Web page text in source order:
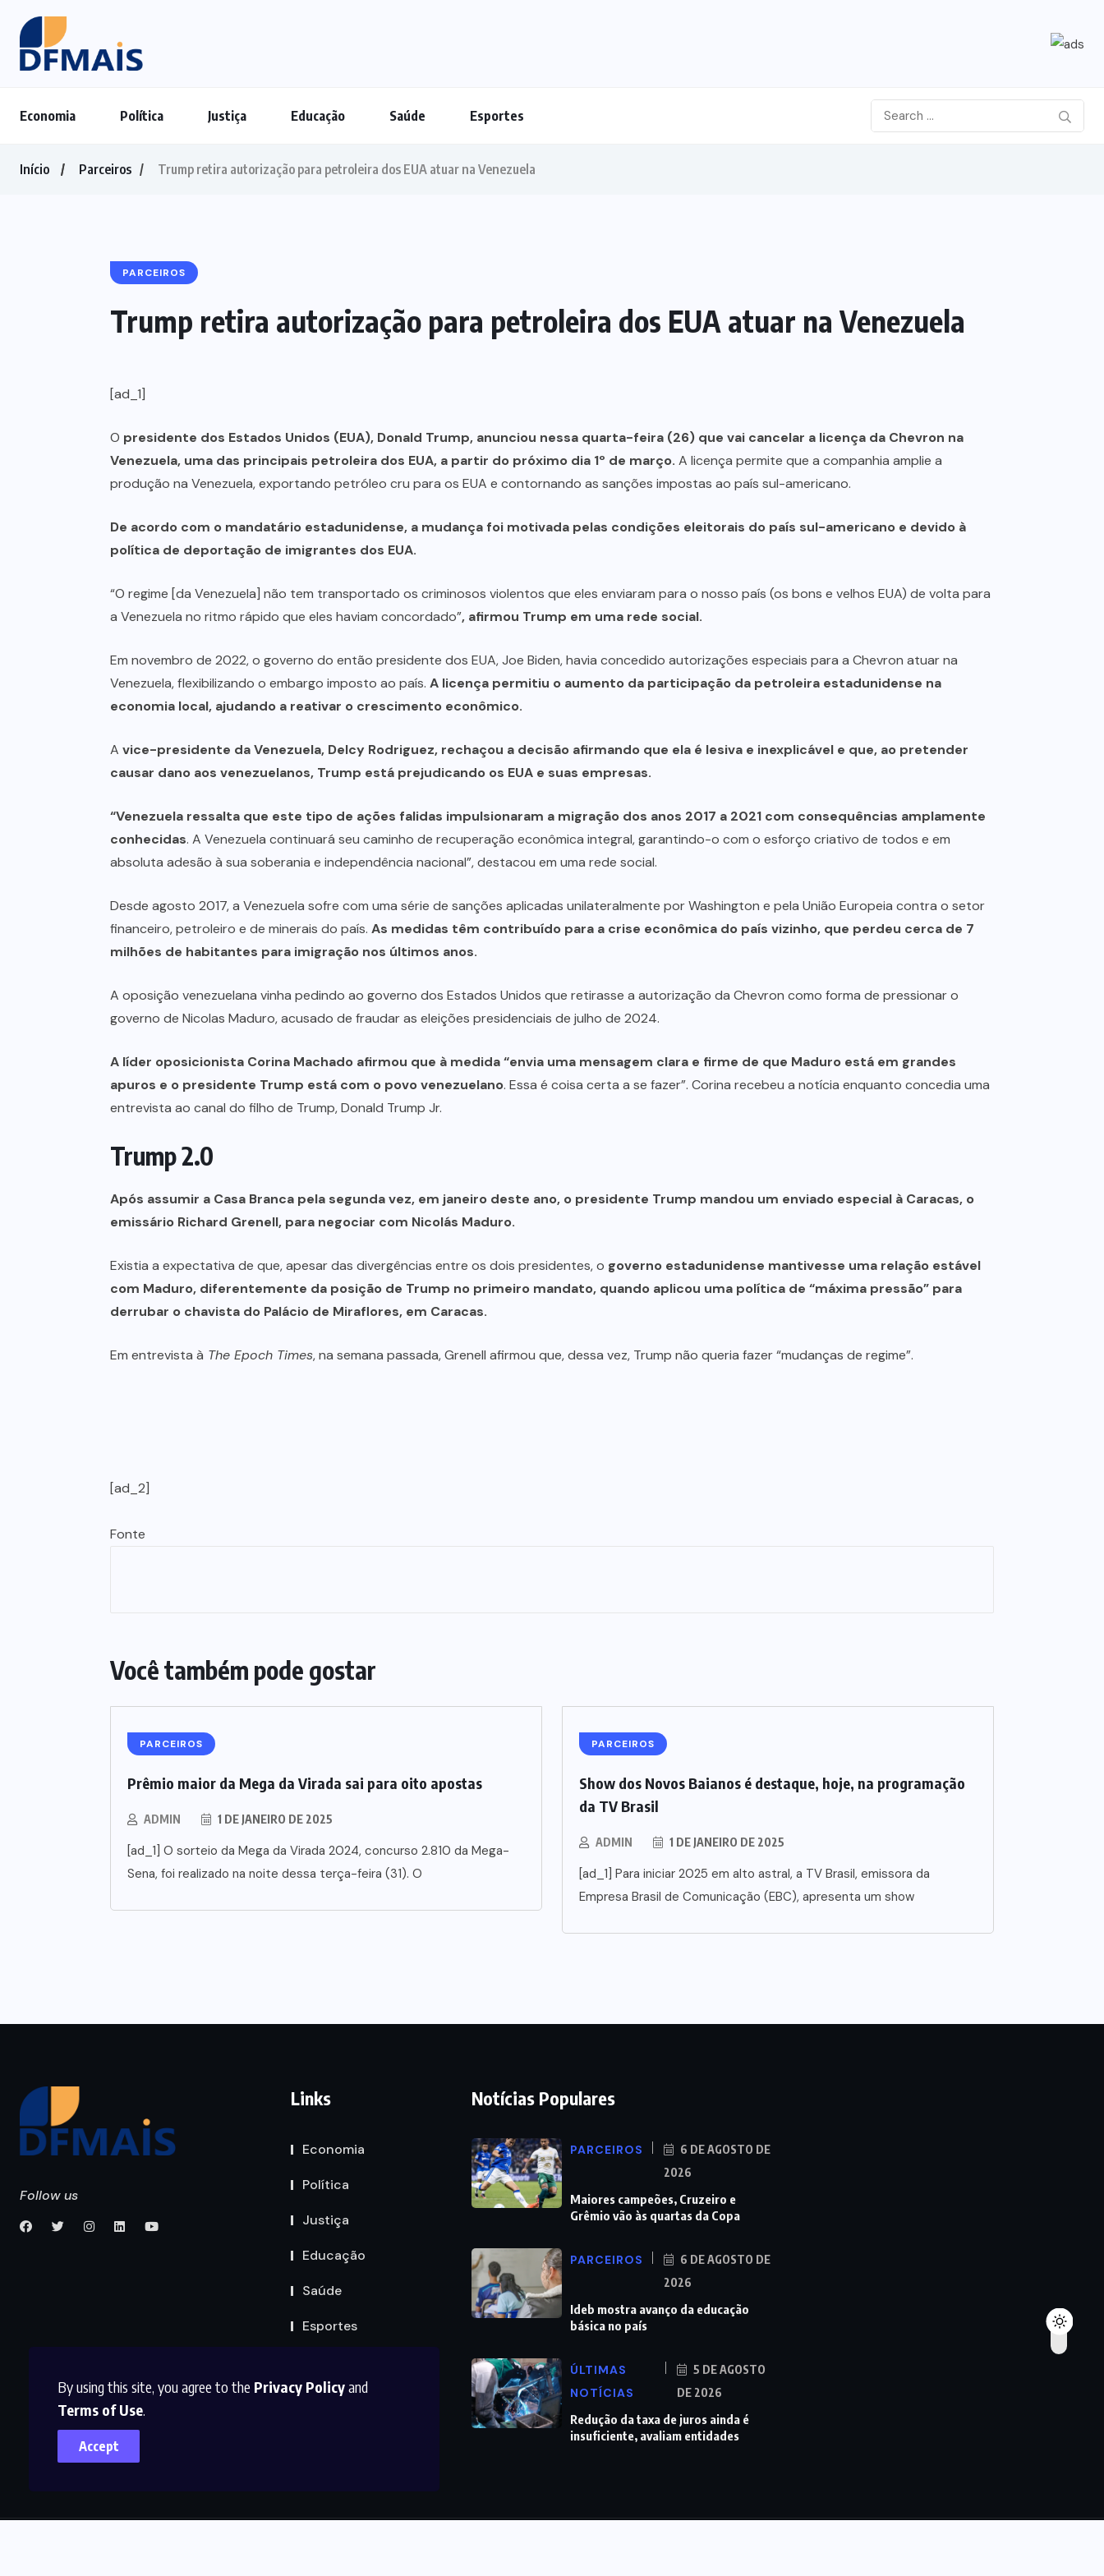
By using this site, you agree to the Privacy Policyand
Terms of Use.
Accept
Economia Política Justiça Educação Saúde Esportes
Início Parceiros Trump retira autorização para petroleira dos EUA atuar na Venezuela
PARCEIROS
Trump retira autorização para petroleira dos EUA atuar na Venezuela
[ad_1]
O presidente dos Estados Unidos (EUA), Donald Trump, anunciou nessa quarta-feira (26) que vai cancelar a licença da Chevron na
Venezuela, uma das principais petroleira dos EUA, a partir do próximo dia 1º de março. A licença permite que a companhia amplie a
produção na Venezuela, exportando petróleo cru para os EUA e contornando as sanções impostas ao país sul-americano.
De acordo com o mandatário estadunidense, a mudança foi motivada pelas condições eleitorais do país sul-americano e devido à
política de deportação de imigrantes dos EUA.
“O regime [da Venezuela] não tem transportado os criminosos violentos que eles enviaram para o nosso país (os bons e velhos EUA) de volta para
a Venezuela no ritmo rápido que eles haviam concordado”, afirmou Trump em uma rede social.
Em novembro de 2022, o governo do então presidente dos EUA, Joe Biden, havia concedido autorizações especiais para a Chevron atuar na
Venezuela, flexibilizando o embargo imposto ao país. A licença permitiu o aumento da participação da petroleira estadunidense na
economia local, ajudando a reativar o crescimento econômico.
A vice-presidente da Venezuela, Delcy Rodriguez, rechaçou a decisão afirmando que ela é lesiva e inexplicável e que, ao pretender
causar dano aos venezuelanos, Trump está prejudicando os EUA e suas empresas.
“Venezuela ressalta que este tipo de ações falidas impulsionaram a migração dos anos 2017 a 2021 com consequências amplamente
conhecidas. A Venezuela continuará seu caminho de recuperação econômica integral, garantindo-o com o esforço criativo de todos e em
absoluta adesão à sua soberania e independência nacional”, destacou em uma rede social.
Desde agosto 2017, a Venezuela sofre com uma série de sanções aplicadas unilateralmente por Washington e pela União Europeia contra o setor
financeiro, petroleiro e de minerais do país. As medidas têm contribuído para a crise econômica do país vizinho, que perdeu cerca de 7
milhões de habitantes para imigração nos últimos anos.
A oposição venezuelana vinha pedindo ao governo dos Estados Unidos que retirasse a autorização da Chevron como forma de pressionar o
governo de Nicolas Maduro, acusado de fraudar as eleições presidenciais de julho de 2024.
A líder oposicionista Corina Machado afirmou que à medida “envia uma mensagem clara e firme de que Maduro está em grandes
apuros e o presidente Trump está com o povo venezuelano. Essa é coisa certa a se fazer”. Corina recebeu a notícia enquanto concedia uma
entrevista ao canal do filho de Trump, Donald Trump Jr.
Trump 2.0
Após assumir a Casa Branca pela segunda vez, em janeiro deste ano, o presidente Trump mandou um enviado especial à Caracas, o
emissário Richard Grenell, para negociar com Nicolás Maduro.
Existia a expectativa de que, apesar das divergências entre os dois presidentes, o governo estadunidense mantivesse uma relação estável
com Maduro, diferentemente da posição de Trump no primeiro mandato, quando aplicou uma política de “máxima pressão” para
derrubar o chavista do Palácio de Miraflores, em Caracas.
Em entrevista à The Epoch Times, na semana passada, Grenell afirmou que, dessa vez, Trump não queria fazer “mudanças de regime”.
[ad_2]
Fonte
Você também pode gostar
PARCEIROS
Prêmio maior da Mega da Virada sai para oito apostas
ADMIN 1 DE JANEIRO DE 2025
[ad_1] O sorteio da Mega da Virada 2024, concurso 2.810 da Mega-
Sena, foi realizado na noite dessa terça-feira (31). O
PARCEIROS
Show dos Novos Baianos é destaque, hoje, na programação
da TV Brasil
ADMIN 1 DE JANEIRO DE 2025
[ad_1] Para iniciar 2025 em alto astral, a TV Brasil, emissora da
Empresa Brasil de Comunicação (EBC), apresenta um show
Follow us
Links
Economia
Política
Justiça
Educação
Saúde
Esportes
Notícias Populares
PARCEIROS
6 DE AGOSTO DE
2026
Maiores campeões, Cruzeiro e
Grêmio vão às quartas da Copa
PARCEIROS
6 DE AGOSTO DE
2026
Ideb mostra avanço da educação
básica no país
ÚLTIMAS
NOTÍCIAS
5 DE AGOSTO
DE 2026
Redução da taxa de juros ainda é
insuficiente, avaliam entidades